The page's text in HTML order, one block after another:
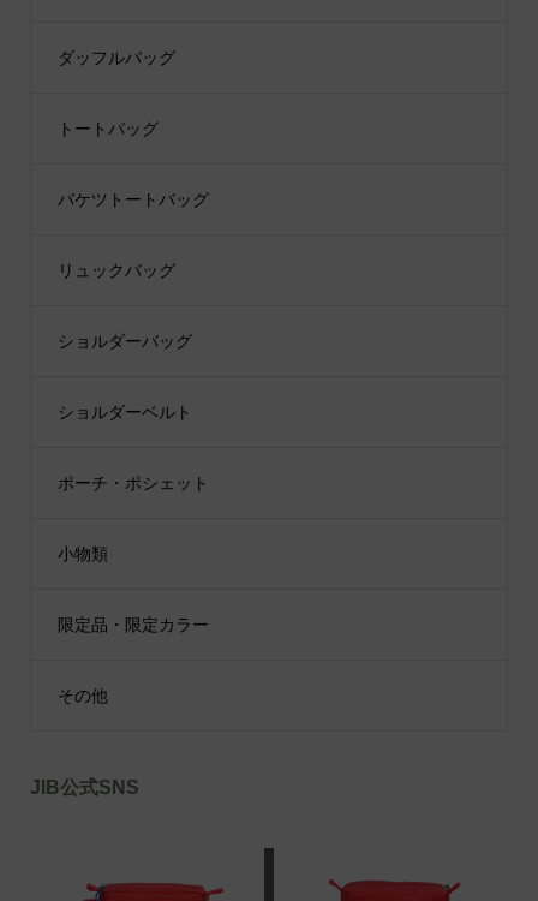
ダッフルバッグ
トートバッグ
バケツトートバッグ
リュックバッグ
ショルダーバッグ
ショルダーベルト
ポーチ・ポシェット
小物類
限定品・限定カラー
その他
JIB公式SNS